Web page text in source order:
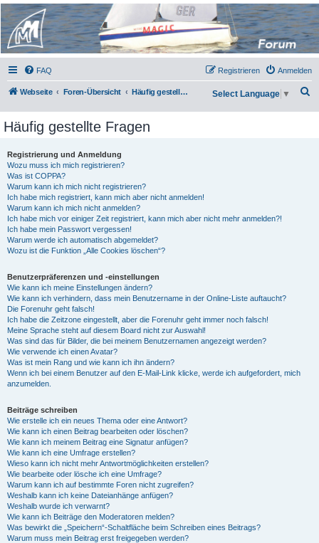
Micro Magic Forum
Deutschland
FAQ Anmelden
Registrieren
Webseite Foren-Übersicht Häufig gestellte Fragen Select Language ▼
Häufig gestellte Fragen
Registrierung und Anmeldung
Wozu muss ich mich registrieren?
Was ist COPPA?
Warum kann ich mich nicht registrieren?
Ich habe mich registriert, kann mich aber nicht anmelden!
Warum kann ich mich nicht anmelden?
Ich habe mich vor einiger Zeit registriert, kann mich aber nicht mehr anmelden?!
Ich habe mein Passwort vergessen!
Warum werde ich automatisch abgemeldet?
Wozu ist die Funktion „Alle Cookies löschen“?
Benutzerpräferenzen und -einstellungen
Wie kann ich meine Einstellungen ändern?
Wie kann ich verhindern, dass mein Benutzername in der Online-Liste auftaucht?
Die Forenuhr geht falsch!
Ich habe die Zeitzone eingestellt, aber die Forenuhr geht immer noch falsch!
Meine Sprache steht auf diesem Board nicht zur Auswahl!
Was sind das für Bilder, die bei meinem Benutzernamen angezeigt werden?
Wie verwende ich einen Avatar?
Was ist mein Rang und wie kann ich ihn ändern?
Wenn ich bei einem Benutzer auf den E-Mail-Link klicke, werde ich aufgefordert, mich
anzumelden.
Beiträge schreiben
Wie erstelle ich ein neues Thema oder eine Antwort?
Wie kann ich einen Beitrag bearbeiten oder löschen?
Wie kann ich meinem Beitrag eine Signatur anfügen?
Wie kann ich eine Umfrage erstellen?
Wieso kann ich nicht mehr Antwortmöglichkeiten erstellen?
Wie bearbeite oder lösche ich eine Umfrage?
Warum kann ich auf bestimmte Foren nicht zugreifen?
Weshalb kann ich keine Dateianhänge anfügen?
Weshalb wurde ich verwarnt?
Wie kann ich Beiträge den Moderatoren melden?
Was bewirkt die „Speichern“-Schaltfläche beim Schreiben eines Beitrags?
Warum muss mein Beitrag erst freigegeben werden?